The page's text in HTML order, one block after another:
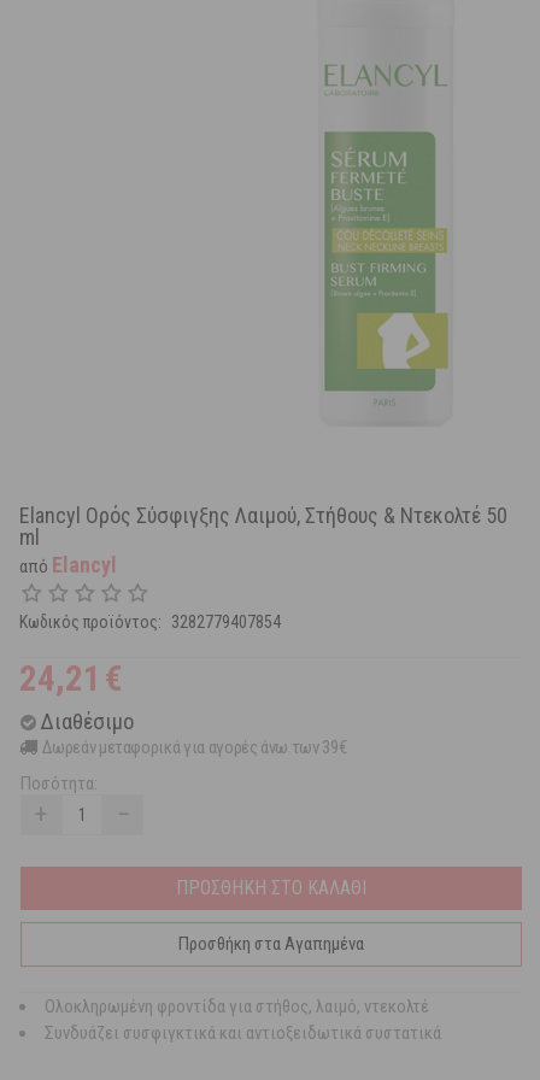
Elancyl Ορός Σύσφιγξης Λαιμού, Στήθους & Ντεκολτέ 50
ml
από Elancyl
Κωδικός προϊόντος: 3282779407854
24,21 €
Διαθέσιμο
Δωρεάν μεταφορικά για αγορές άνω των 39€
Ποσότητα:
+ −
ΠΡΟΣΘΗΚΗ ΣΤΟ ΚΑΛΑΘΙ
Προσθήκη στα Αγαπημένα
Ολοκληρωμένη φροντίδα για στήθος, λαιμό, ντεκολτέ
Συνδυάζει συσφιγκτικά και αντιοξειδωτικά συστατικά